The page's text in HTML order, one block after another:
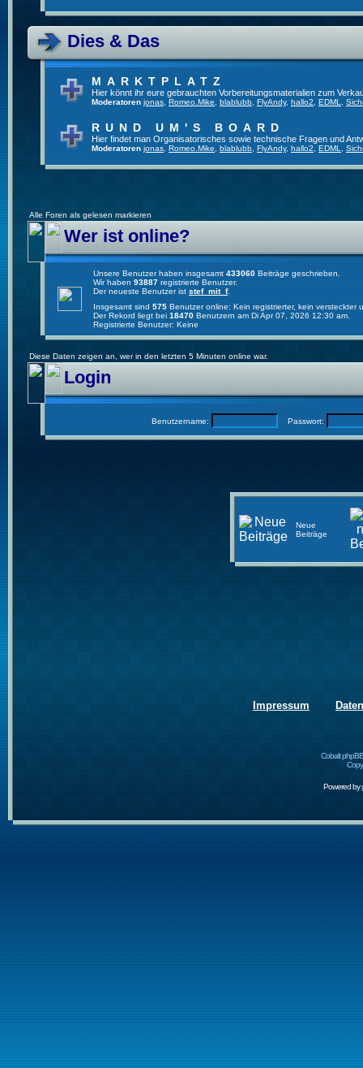
Dies & Das
MARKTPLATZ
Hier könnt ihr eure gebrauchten Vorbereitungsmaterialien zum
Moderatoren jonas Romeo.Mike blablubb FlyAndy, hallo2 EDML
RUND UM'S BOARD
Hier findet man Organisatorisches sowie technische Fragen und
Moderatoren jonas Romeo.Mike blablubb FlyAndy, hallo2 EDML
Alle Foren als gelesen markieren
Wer ist online?
Unsere Benutzer haben insgesamt 433060 Beiträge geschrieben.
Wir haben 93887 registrierte Benutzer.
Der neueste Benutzer ist stef_mit_f.
Insgesamt sind 575 Benutzer online: Kein registrierter, kein
Der Rekord liegt bei 18470 Benutzern am Di Apr 07, 2026 12:30 am.
Registrierte Benutzer: Keine
Diese Daten zeigen an, wer in den letzten 5 Minuten online war.
Login
Benutzername: Passwort:
Neue
Beiträge
Impressum
Cobalt
Powered by